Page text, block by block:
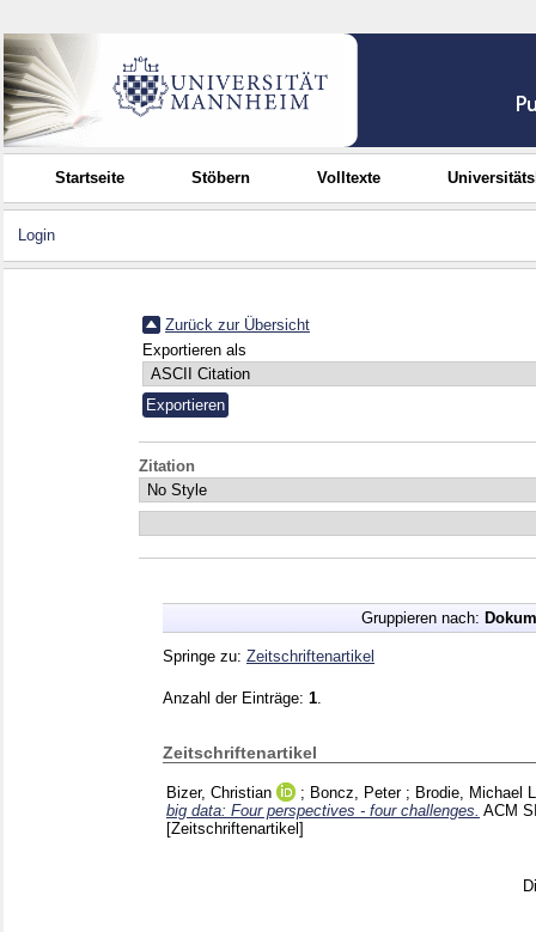
Startseite Stöbern Volltexte
Login
Zurück zur Übersicht
Exportieren als
Zitation
Gruppieren nach:
Springe zu: Zeitschriftenartikel
Anzahl der Einträge: 1
Zeitschriftenartikel
Bizer, Christian ; Boncz, Peter; Brodie, Michael
big data: Four perspectives - four challenges. ACM
[Zeitschriftenartikel]